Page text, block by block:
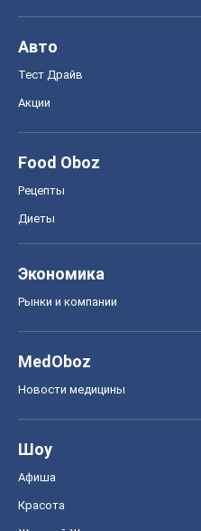
Авто
Тест Драйв
Акции
Food Oboz
Рецепты
Диеты
Экономика
Рынки и компании
MedOboz
Новости медицины
Шоу
Афиша
Красота